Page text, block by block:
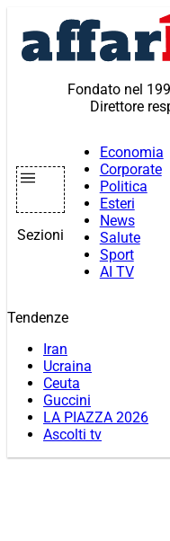
contenuto
Fondato nel
Direttore
Sezioni
Economia
Corporate
Politica
Esteri
News
Salute
Sport
AI TV
Tendenze
Iran
Ucraina
Ceuta
Guccini
LA PIAZZA 2026
Ascolti tv